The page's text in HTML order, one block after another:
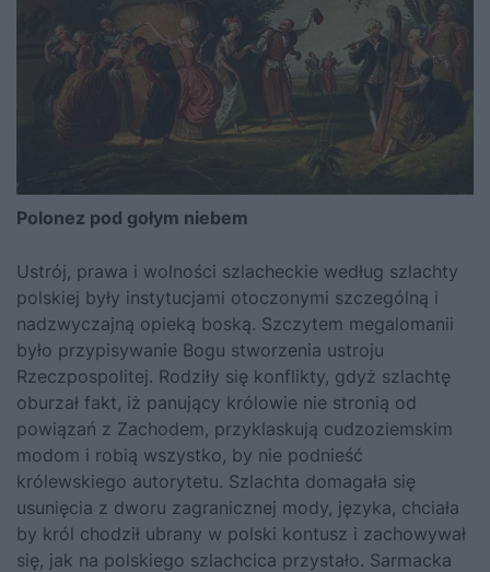
Polonez pod gołym niebem
Ustrój, prawa i wolności szlacheckie według szlachty
polskiej były instytucjami otoczonymi szczególną i
nadzwyczajną opieką boską. Szczytem megalomanii
było przypisywanie Bogu stworzenia ustroju
Rzeczpospolitej. Rodziły się konflikty, gdyż szlachtę
oburzał fakt, iż panujący królowie nie stronią od
powiązań z Zachodem, przyklaskują cudzoziemskim
modom i robią wszystko, by nie podnieść
królewskiego autorytetu. Szlachta domagała się
usunięcia z dworu zagranicznej mody, języka, chciała
by król chodził ubrany w polski kontusz i zachowywał
się, jak na polskiego szlachcica przystało. Sarmacka